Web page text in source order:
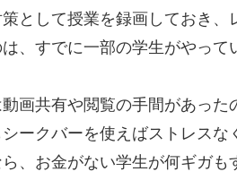
として授業を録画しておき、
、すでに一部の学生がやって
画共有や閲覧の手間があっ
ークバーを使えばストレスな
、お金がない学生が何ギガ